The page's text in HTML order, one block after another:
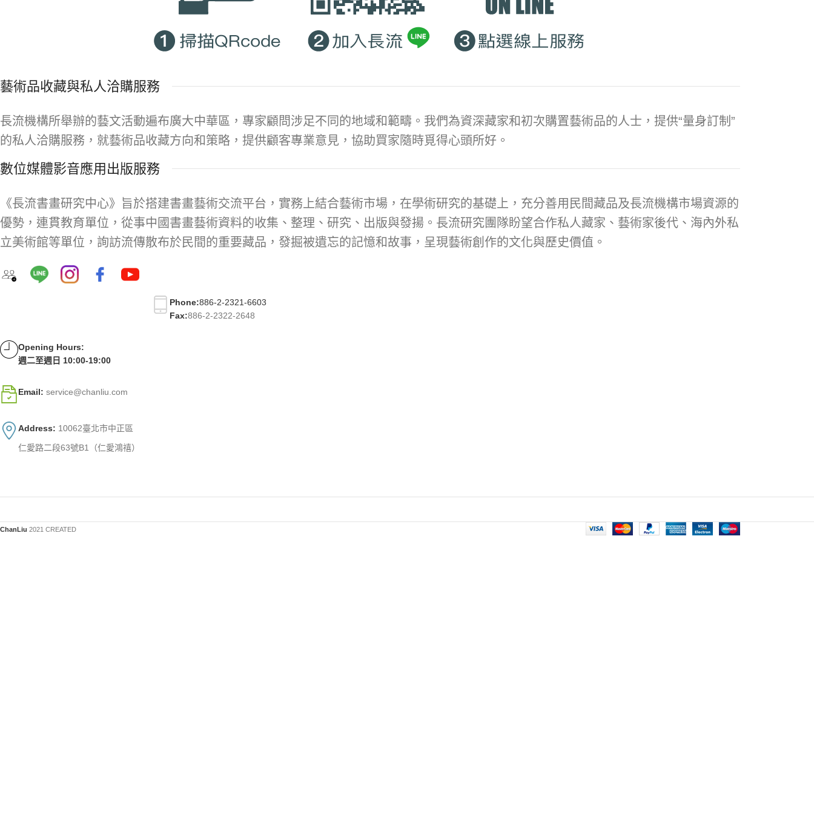
藝術品收藏與私人洽購服務
長流機構所舉辦的藝文活動遍布廣大中華區，專家顧問涉足不同的地域和範疇。我們為資深藏家和初次購置藝術品的人士，提供“量身訂制”
的私人洽購服務，就藝術品收藏方向和策略，提供顧客專業意見，協助買家隨時覓得心頭所好。
數位媒體影音應用出版服務
《長流書畫研究中心》旨於搭建書畫藝術交流平台，實務上結合藝術市場，在學術研究的基礎上，充分善用民間藏品及長流機構市場資源的
優勢，連貫教育單位，從事中國書畫藝術資料的收集、整理、研究、出版與發揚。長流研究團隊盼望合作私人藏家、藝術家後代、海內外私
立美術館等單位，詢訪流傳散布於民間的重要藏品，發掘被遺忘的記憶和故事，呈現藝術創作的文化與歷史價值。
Phone:886-2-2321-6603
Fax:886-2-2322-2648
Opening Hours:
週二至週日 10:00-19:00
Email: service@chanliu.com
Address: 10062臺北市中正區
仁愛路二段63號B1（仁愛鴻禧）
ChanLiu 2021 CREATED